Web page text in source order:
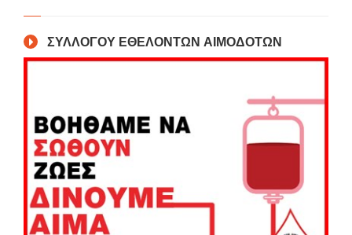
ΣΥΛΛΟΓΟΥ ΕΘΕΛΟΝΤΩΝ ΑΙΜΟΔΟΤΩΝ